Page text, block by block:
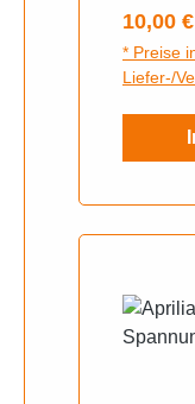
10,00 €
* Preise
Liefer-/